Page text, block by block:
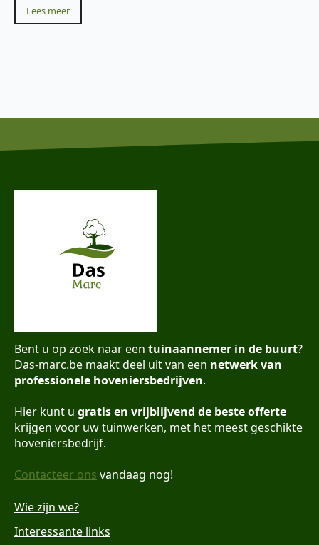
Lees meer
Bent u op zoek naar een tuinaannemer in de buurt?
Das-marc.be maakt deel uit van een netwerk van
professionele hoveniersbedrijven.
Hier kunt u gratis en vrijblijvend de beste offerte
krijgen voor uw tuinwerken, met het meest geschikte
hoveniersbedrijf.
Contacteer ons vandaag nog!
Wie zijn we?
Interessante links